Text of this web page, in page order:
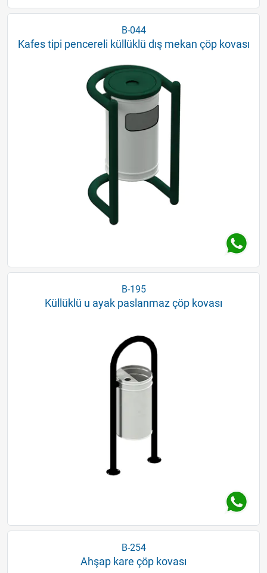
B-044
Kafes tipi pencereli küllüklü dış mekan çöp kovası
B-195
Küllüklü u ayak paslanmaz çöp kovası
B-254
Ahşap kare çöp kovası